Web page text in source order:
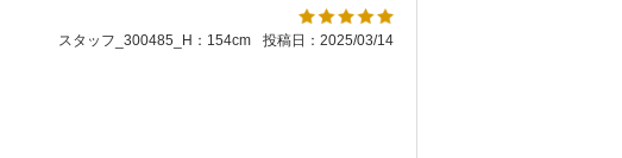
スタッフ_300485_H：154cm
投稿日：2025/03/14